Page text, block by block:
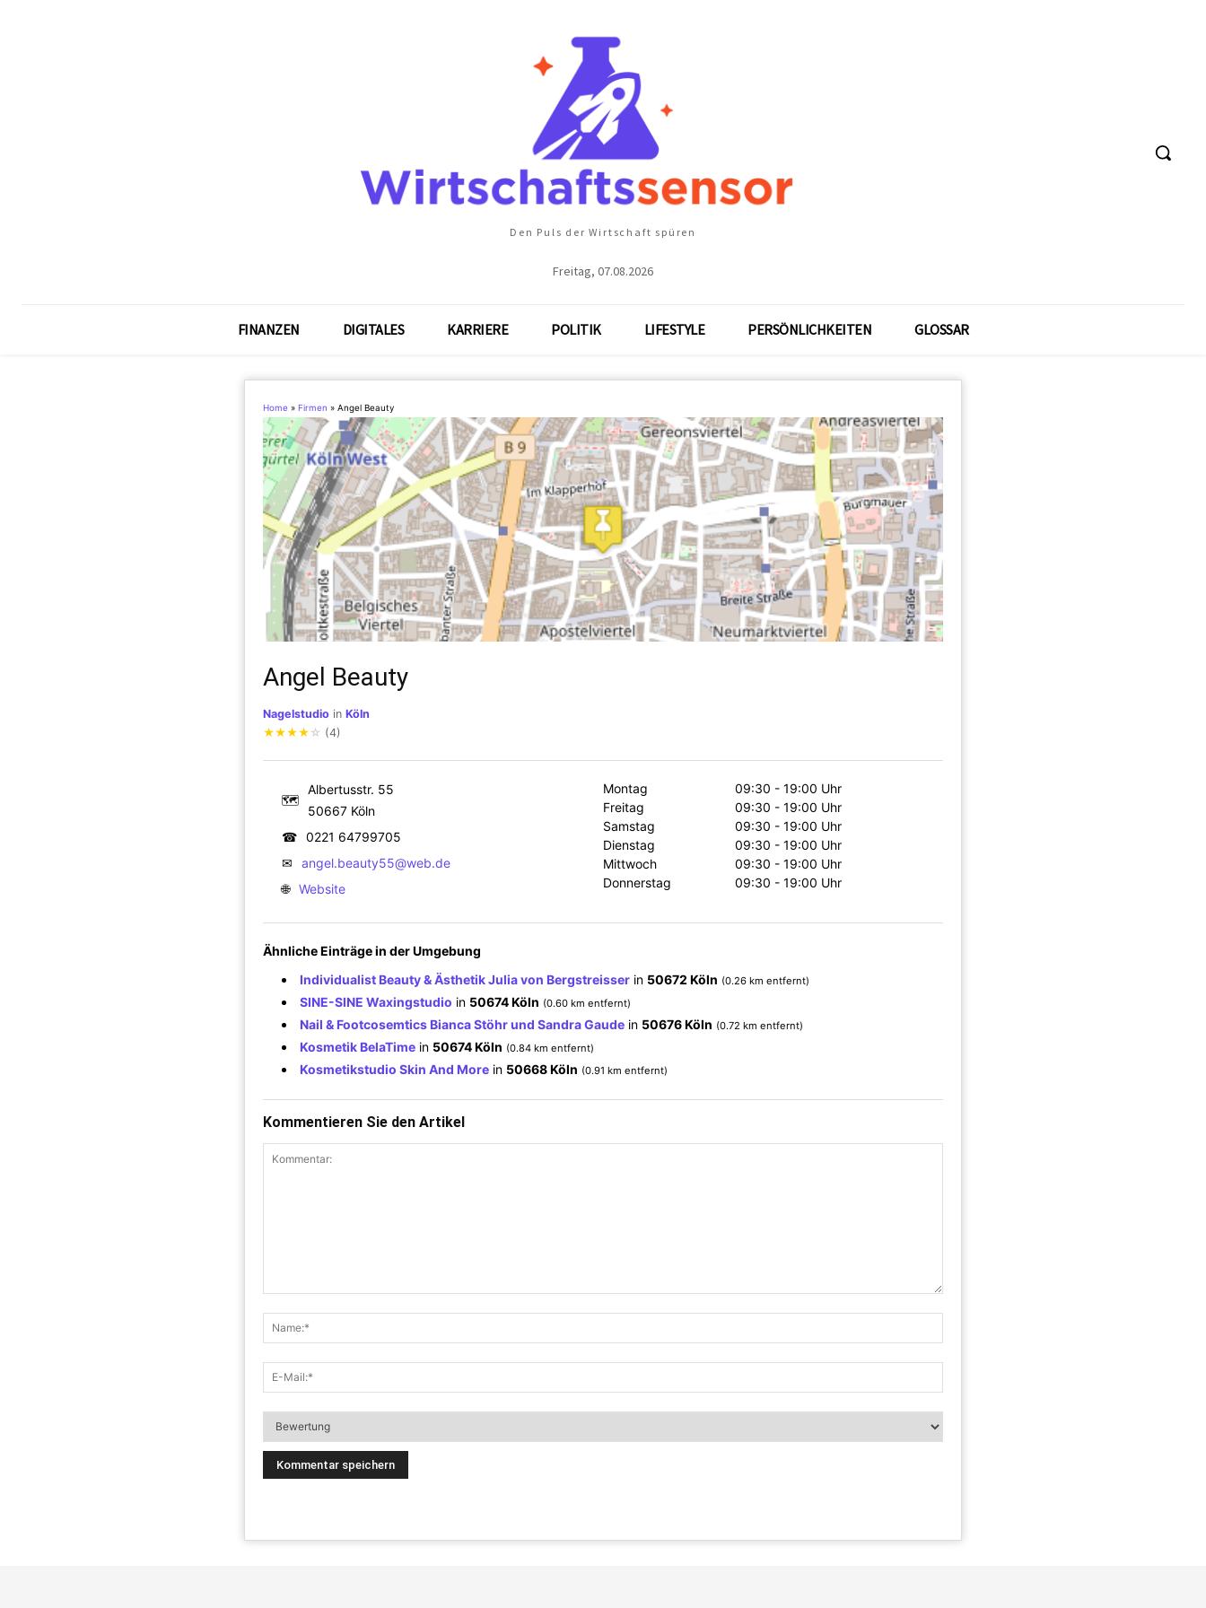
Den Puls der Wirtschaft spüren
Freitag, 07.08.2026
FINANZEN DIGITALES KARRIERE POLITIK LIFESTYLE PERSÖNLICHKEITEN GLOSSAR
Home » Firmen » Angel Beauty
Angel Beauty
Nagelstudio in Köln
★★★★ ☆ (4)
🗺
Albertusstr. 55
50667 Köln
☎ 0221 64799705
✉
angel.beauty55@web.de
🌐 Website
Montag
09:30 - 19:00 Uhr
Freitag
09:30 - 19:00 Uhr
Samstag
09:30 - 19:00 Uhr
Dienstag
09:30 - 19:00 Uhr
Mittwoch
09:30 - 19:00 Uhr
Donnerstag
09:30 - 19:00 Uhr
Ähnliche Einträge in der Umgebung
Individualist Beauty & Ästhetik Julia von Bergstreisser in 50672 Köln (0.26 km entfernt)
SINE-SINE Waxingstudio in 50674 Köln (0.60 km entfernt)
Nail & Footcosemtics Bianca Stöhr und Sandra Gaude in 50676 Köln (0.72 km entfernt)
Kosmetik BelaTime in 50674 Köln (0.84 km entfernt)
Kosmetikstudio Skin And More in 50668 Köln (0.91 km entfernt)
Kommentieren Sie den Artikel